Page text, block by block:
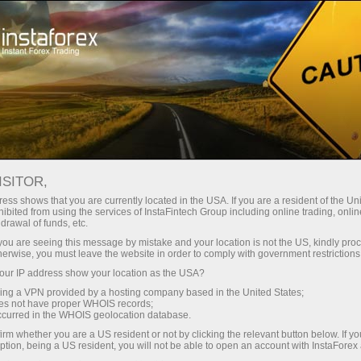
InstaForex билан сиз ҳақиқатан
эга бўласиз: 1:5000 гача кредит
елкаси, бозордаги энг яхши
спред ва комиссиялардан бири,
шунингдек акциялар ва
индекслар билан савдо қилиш
учун қулай шартлар.
Кичик
Ҳар бир депозит учун
30% бонус
Савдода
ва трассада тезлик
shows that you are currently located in the USA. If you are a resident of the
from using the services of InstaFintech Group including online trading,
of funds, etc.
are seeing this message by mistake and your location is not the US, kindly
you must leave the website in order to comply with government
IP address show your location as the USA?
a VPN provided by a hosting company based in the United States;
not have proper WHOIS records;
in the WHOIS geolocation database.
whether you are a US resident or not by clicking the relevant button below. If
being a US resident, you will not be able to open an account with InstaForex